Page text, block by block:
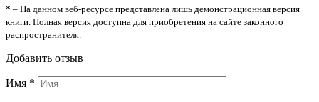
* – На данном веб-ресурсе представлена лишь демонстрационная версия
книги. Полная версия доступна для приобретения на сайте законного
распространителя.
Добавить отзыв
Имя *